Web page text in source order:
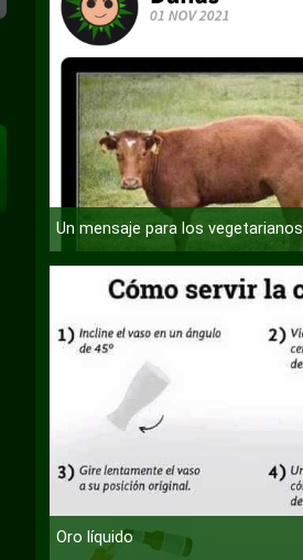
Un mensaje para los vegetarianos
Oro líquido